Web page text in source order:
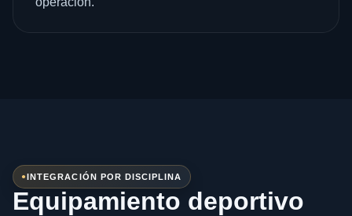
INTEGRACIÓN POR DISCIPLINA
Equipamiento deportivo